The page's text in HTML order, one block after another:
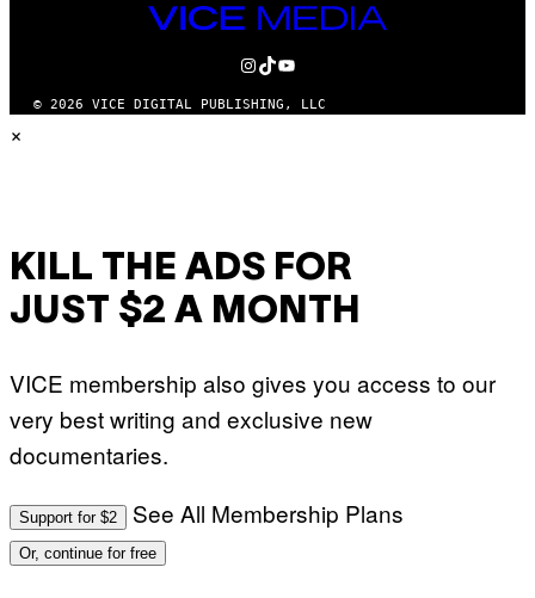
VICE
INSTAGRAM
TIKTOK
YOUTUBE
© 2026 VICE DIGITAL PUBLISHING, LLC
×
KILL THE ADS FOR
JUST $2 A MONTH
VICE membership also gives you access to our
very best writing and exclusive new
documentaries.
Support for $2 See All Membership Plans
Or, continue for free